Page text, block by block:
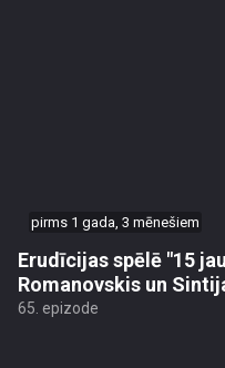
pirms 1 gada, 3 mēnešiem
Erudīcijas spēlē "15
Romanovskis un
65. epizode